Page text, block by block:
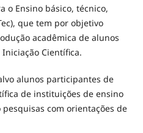
o Ensino básico, técnico,
que tem por objetivo
acadêmica de alunos
Científica.
alunos participantes de
de instituições de ensino
com orientações de